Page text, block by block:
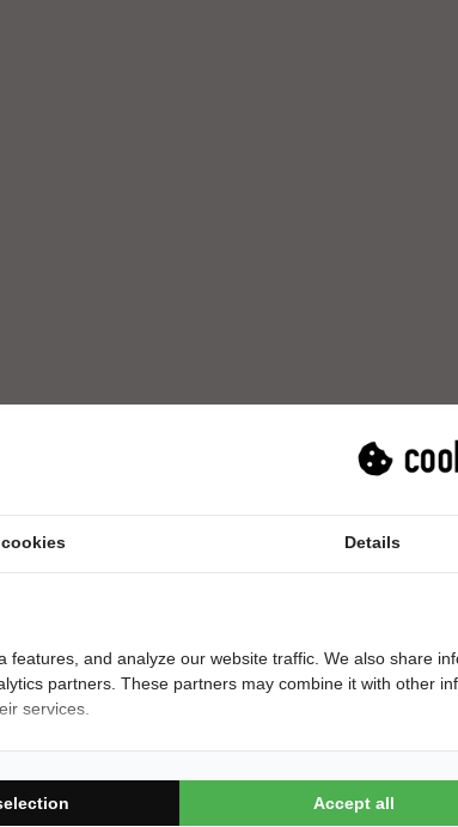
Metaal
Heemskerk
Details
and analyze our website traffic. We also share
partners. These partners may combine it with other
services.
Accept all